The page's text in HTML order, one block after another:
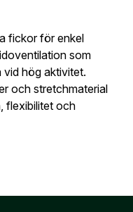
fickor för enkel
som
vid hög aktivitet.
och stretchmaterial
flexibilitet och
utcheckning,
och sparade
Kontakta
konto.